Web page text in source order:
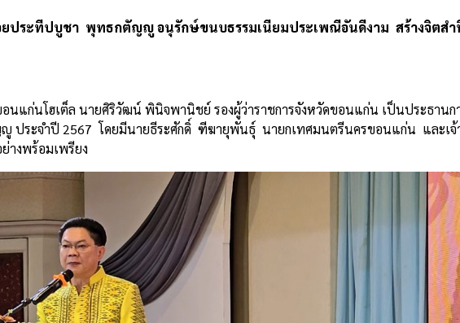
ประทีปบูชา พุทธกตัญญู อนุรักษ์ขนบธรรมเนียมประเพณีอันดีงาม สร้างจิตส
นแก่นโฮเต็ล นายศิริวัฒน์ พินิจพานิชย์ รองผู้ว่าราชการจังหวัดขอนแก่น เป็นประธานก
ประจำปี 2567 โดยมีนายธีระศักดิ์ ฑีฆายุพันธุ์ นายกเทศมนตรีนครขอนแก่น และเจ้
างพร้อมเพรียง